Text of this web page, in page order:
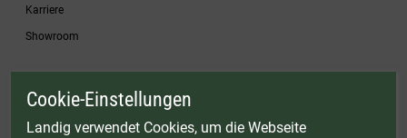
Karriere
Showroom
* Gültig bis einschließlich 17.08.2026. Keine Barauszahlung möglich. Nicht mit
Zubehörartikel. Nicht einlösbar auf bereits rabattierte Sets.
Cookie-Einstellungen
Landig verwendet Cookies, um die Webseite